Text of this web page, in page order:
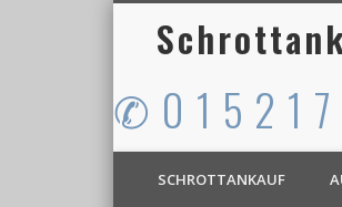
✆ 0 1 5 2 1 7
SCHROTTANKAUF